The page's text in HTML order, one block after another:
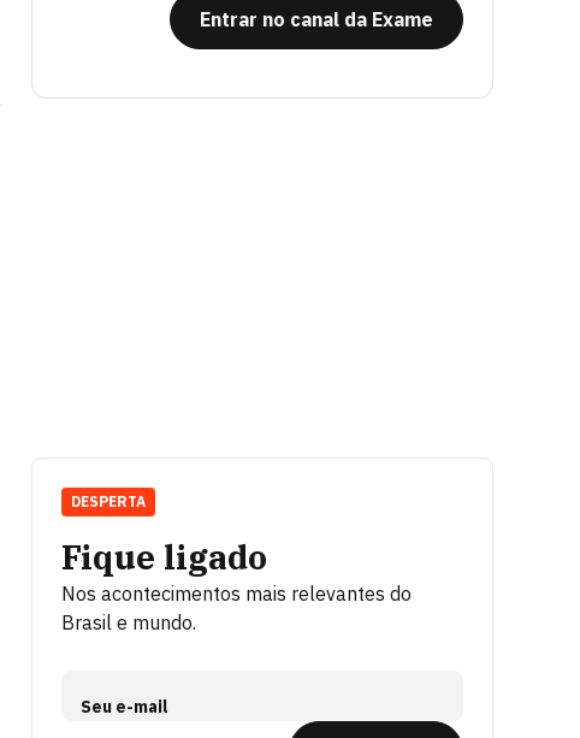
Entrar no canal da Exame
Fique ligado
Nos acontecimentos mais relevantes do
Brasil e mundo.
Seu e-mail
DESPERTA